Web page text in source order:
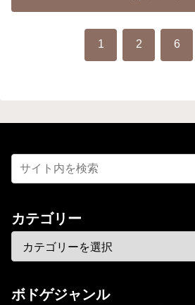
1 2 6
カテゴリー
ボドゲジャンル